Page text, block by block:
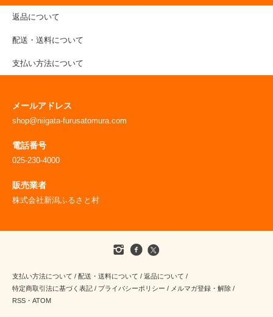
返品について
配送・送料について
支払い方法について
メールアドレス
shop@niigata-furusatomura.com
電話番号
025-230-4000
販売業者
株式会社新潟ふるさと村
支払い方法について / 配送・送料について / 返品について /
特定商取引法に基づく表記 / プライバシーポリシー / メルマガ登録・解除 /
RSS ・ ATOM